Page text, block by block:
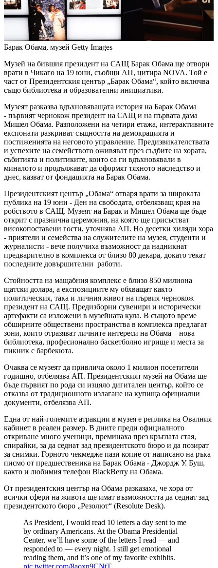
Барак Обама, музей Getty Images
Музей на бившия президент на САЩ Барак Обама ще отвори
врати в Чикаго на 19 юни, съобщи АП, цитира NOVA. Той е
част от Президентския център „Барак Обама“, който включва
също библиотека и образователни инициативи.
Музеят разказва вдъхновяващата история на Барак Обама
- първият чернокож президент на САЩ и на първата дама
Мишел Обама. Разположени на четири етажа, интерактивните
експонати разкриват същността на демокрацията и
постиженията на неговото управление. Предизвикателствата
и успехите на семейството оживяват през съдбите на хората,
събитията и политиките, които са ги вдъхновявали в
миналото и продължават да оформят тяхното наследство и
днес, казват от фондацията на Барак Обама.
Президентският център „Обама“ отваря врати за широката
публика на 19 юни - Ден на свободата, отбелязващ края на
робството в САЩ. Музеят на Барак и Мишел Обама ще бъде
открит с празнична церемония, на която ще присъстват
високопоставени гости, уточнява АП. Но десетки хиляди хора
- приятели и семейства на служителите на музея, студенти и
журналисти - вече получиха възможност да надникнат
предварително в комплекса от близо 80 декара, докато текат
последните довършителни работи.
Стойността на мащабния комплекс е близо 850 милиона
щатски долара, а експозициите му обхващат както
политическия, така и личния живот на първия чернокож
президент на САЩ. Предизборни сувенири и исторически
артефакти са изложени в музейната кула. В същото време
обширните обществени пространства в комплекса предлагат
зони, които отразяват личните интереси на Обама – нова
библиотека, професионално баскетболно игрище и места за
пикник с барбекюта.
Очаква се музеят да привлича около 1 милион посетители
годишно, отбелязва АП. Президентският музей на Обама ще
бъде първият по рода си изцяло дигитален център, който се
отказва от традиционното излагане на купища официални
документи, отбелязва АП.
Една от най-големите атракции в музея е реплика на Овалния
кабинет в реален размер. В дните преди официалното
откриване много ученици, преминаха през кръглата стая,
спирайки, за да седнат зад президентското бюро и да позират
за снимки. Горното чекмедже пази копие от написано на ръка
писмо от предшественика на Барак Обама - Джордж У. Буш,
както и любимия телефон BlackBerry на Обама.
От президентския център на Обама разказаха, че хора от
всички сфери на живота ще имат възможността да седнат зад
президентското бюро „Резолют“ (Resolute Desk).
As President, I would read 10 letters a day sent to me
by ordinary Americans. At the Obama Presidential
Center, we’ll have some of the letters I read — and
responded to — every night. I still get emotional
reading them, and it’s one of my favorite exhibits.